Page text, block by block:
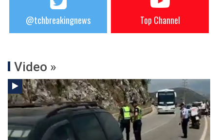
@tchbreakingnews Top Channel
Video »